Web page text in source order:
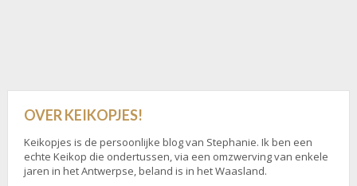
OVER KEIKOPJES!
Keikopjes is de persoonlijke blog van Stephanie. Ik ben een
echte Keikop die ondertussen, via een omzwerving van enkele
jaren in het Antwerpse, beland is in het Waasland.